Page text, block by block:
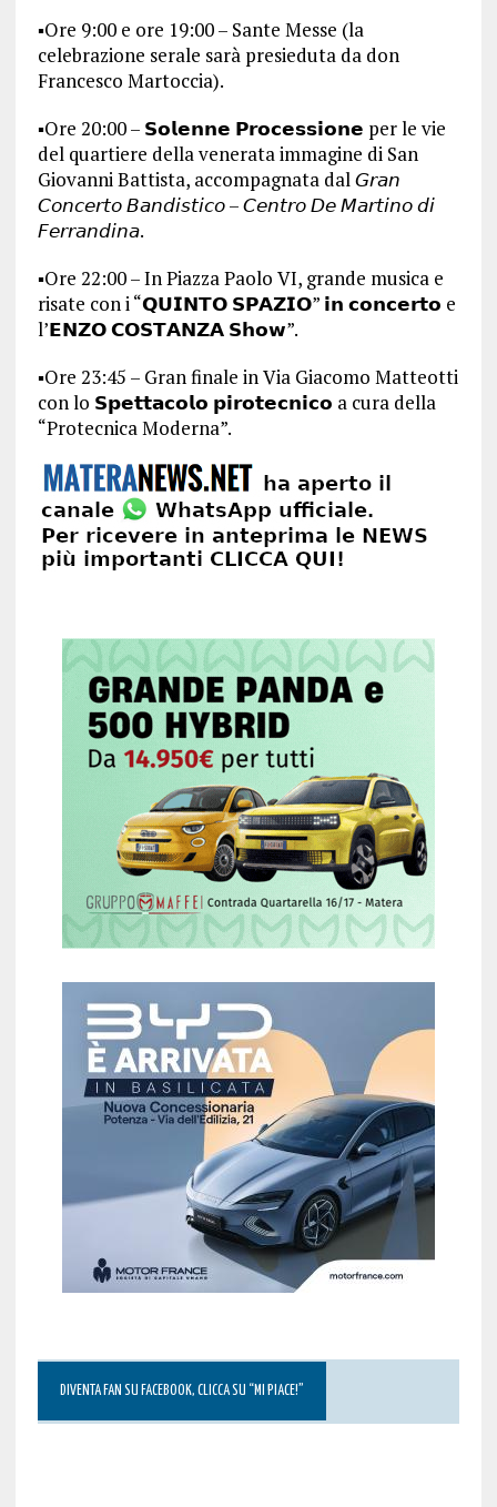
▪️Ore 9:00 e ore 19:00 – Sante Messe (la
celebrazione serale sarà presieduta da don
Francesco Martoccia).
▪️Ore 20:00 – 𝗦𝗼𝗹𝗲𝗻𝗻𝗲 𝗣𝗿𝗼𝗰𝗲𝘀𝘀𝗶𝗼𝗻𝗲 per le vie
del quartiere della venerata immagine di San
Giovanni Battista, accompagnata dal 𝘎𝘳𝘢𝘯
𝘊𝘰𝘯𝘤𝘦𝘳𝘵𝘰 𝘉𝘢𝘯𝘥𝘪𝘴𝘵𝘪𝘤𝘰 – 𝘊𝘦𝘯𝘵𝘳𝘰 𝘋𝘦 𝘔𝘢𝘳𝘵𝘪𝘯𝘰 𝘥𝘪
𝘍𝘦𝘳𝘳𝘢𝘯𝘥𝘪𝘯𝘢.
▪️Ore 22:00 – In Piazza Paolo VI, grande musica e
risate con i “𝗤𝗨𝗜𝗡𝗧𝗢 𝗦𝗣𝗔𝗭𝗜𝗢” 𝗶𝗻 𝗰𝗼𝗻𝗰𝗲𝗿𝘁𝗼 e
l’𝗘𝗡𝗭𝗢 𝗖𝗢𝗦𝗧𝗔𝗡𝗭𝗔 𝗦𝗵𝗼𝘄”.
▪️Ore 23:45 – Gran finale in Via Giacomo Matteotti
con lo 𝗦𝗽𝗲𝘁𝘁𝗮𝗰𝗼𝗹𝗼 𝗽𝗶𝗿𝗼𝘁𝗲𝗰𝗻𝗶𝗰𝗼 a cura della
“Protecnica Moderna”.
DIVENTA FAN SU FACEBOOK, CLICCA SU “MI PIACE!”